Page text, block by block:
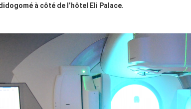
à côté de l’hôtel Eli Palace.